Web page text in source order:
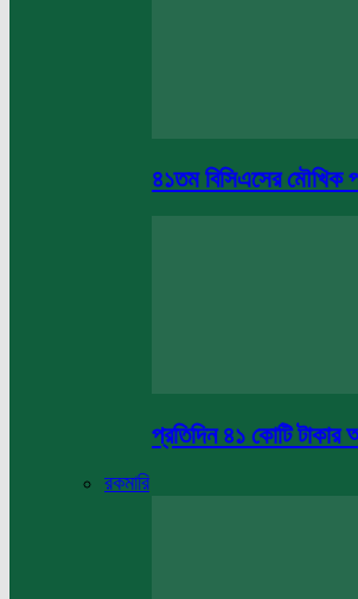
৪১তম বিসিএসের মৌখিক
প্রতিদিন ৪১ কোটি টাকার
রকমারি